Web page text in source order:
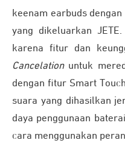
keenam earbuds
yang dikeluarkan
karena fitur dan
Cancelationuntuk
dengan fitur Smart
suara yang dihasilkan
daya penggunaan
cara menggunakan